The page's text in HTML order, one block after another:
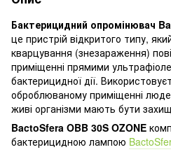
Бактерицидний опромінювач
це пристрій відкритого типу,
кварцування (знезараження)
приміщенні прямими
бактерицидної дії.
оброблюваному приміщенні
живі організми мають бути
BactoSfera OBB 30S OZONE
бактерицидною лампою